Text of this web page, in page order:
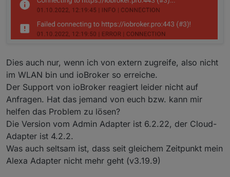
Dies auch nur, wenn ich von extern zugreife, also nicht
im WLAN bin und ioBroker so erreiche.
Der Support von ioBroker reagiert leider nicht auf
Anfragen. Hat das jemand von euch bzw. kann mir
helfen das Problem zu lösen?
Die Version vom Admin Adapter ist 6.2.22, der Cloud-
Adapter ist 4.2.2.
Was auch seltsam ist, dass seit gleichem Zeitpunkt mein
Alexa Adapter nicht mehr geht (v3.19.9)